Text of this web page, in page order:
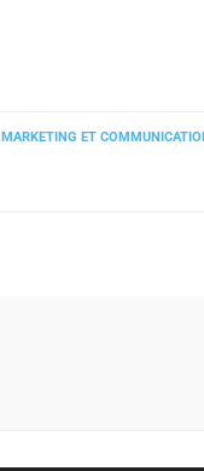
MARKETING ET